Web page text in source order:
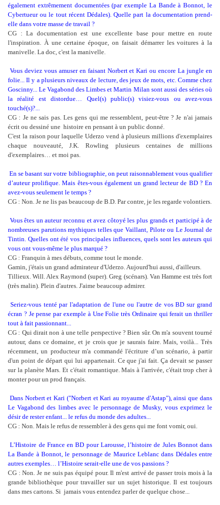
également extrêmement documentées (par exemple La Bande à Bonnot, le
Cybertueur ou le tout récent Dédales). Quelle part la documentation prend-
elle dans votre masse de travail ?
CG : La documentation est une excellente base pour mettre en route
l'inspiration. À une certaine époque, on faisait démarrer les voitures à la
manivelle. La doc, c'est la manivelle.
Vous deviez vous amuser en faisant Norbert et Kari ou encore La jungle en
folie... Il y a plusieurs niveaux de lecture, des jeux de mots, etc. Comme chez
Goscinny... Le Vagabond des Limbes et Martin Milan sont aussi des séries où
la réalité est distordue… Quel(s) public(s) visiez-vous ou avez-vous
touché(s)?...
CG : Je ne sais pas. Les gens qui me ressemblent, peut-être ? Je n'ai jamais
écrit ou dessiné une histoire en pensant à un public donné.
C'est la raison pour laquelle Uderzo vend à plusieurs millions d'exemplaires
chaque nouveauté, J.K. Rowling plusieurs centaines de millions
d'exemplaires… et moi pas.
En se basant sur votre bibliographie, on peut raisonnablement vous qualifier
d’auteur prolifique. Mais êtes-vous également un grand lecteur de BD ? En
avez-vous seulement le temps ?
CG : Non. Je ne lis pas beaucoup de B.D. Par contre, je les regarde volontiers.
Vous êtes un auteur reconnu et avez côtoyé les plus grands et participé à de
nombreuses parutions mythiques telles que Vaillant, Pilote ou Le Journal de
Tintin. Quelles ont été vos principales influences, quels sont les auteurs qui
vous ont vous-même le plus marqué ?
CG : Franquin à mes débuts, comme tout le monde.
Gamin, j'étais un grand admirateur d'Uderzo. Aujourd'hui aussi, d'ailleurs.
Tillieux. Will. Alex Raymond (super). Greg (scénars). Van Hamme est très fort
(très malin). Plein d'autres. J'aime beaucoup admirer.
Seriez-vous tenté par l'adaptation de l'une ou l'autre de vos BD sur grand
écran ? Je pense par exemple à Une Folie très Ordinaire qui ferait un thriller
tout à fait passionnant...
CG : Qui dirait non à une telle perspective ? Bien sûr. On m'a souvent tourné
autour, dans ce domaine, et je crois que je saurais faire. Mais, voilà... Très
récemment, un producteur m'a commandé l'écriture d’un scénario, à partir
d'un point de départ qui lui appartenait. Ce que j'ai fait. Ça devait se passer
sur la planète Mars. Et c'était romantique. Mais à l'arrivée, c'était trop cher à
monter pour un prod français.
Dans Norbert et Kari ("Norbert et Kari au royaume d'Astap"), ainsi que dans
Le Vagabond des limbes avec le personnage de Musky, vous exprimez le
désir de rester enfant... le refus du monde des adultes...
CG : Non. Mais le refus de ressembler à des gens qui me font vomir, oui.
L’Histoire de France en BD pour Larousse, l’histoire de Jules Bonnot dans
La Bande à Bonnot, le personnage de Maurice Leblanc dans Dédales entre
autres exemples… l’Histoire serait-elle une de vos passions ?
CG : Non. Je ne suis pas équipé pour. Il m'est arrivé de passer trois mois à la
grande bibliothèque pour travailler sur un sujet historique. Il est toujours
dans mes cartons. Si jamais vous entendez parler de quelque chose...